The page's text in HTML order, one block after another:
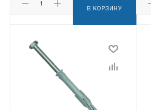
В КОРЗИНУ